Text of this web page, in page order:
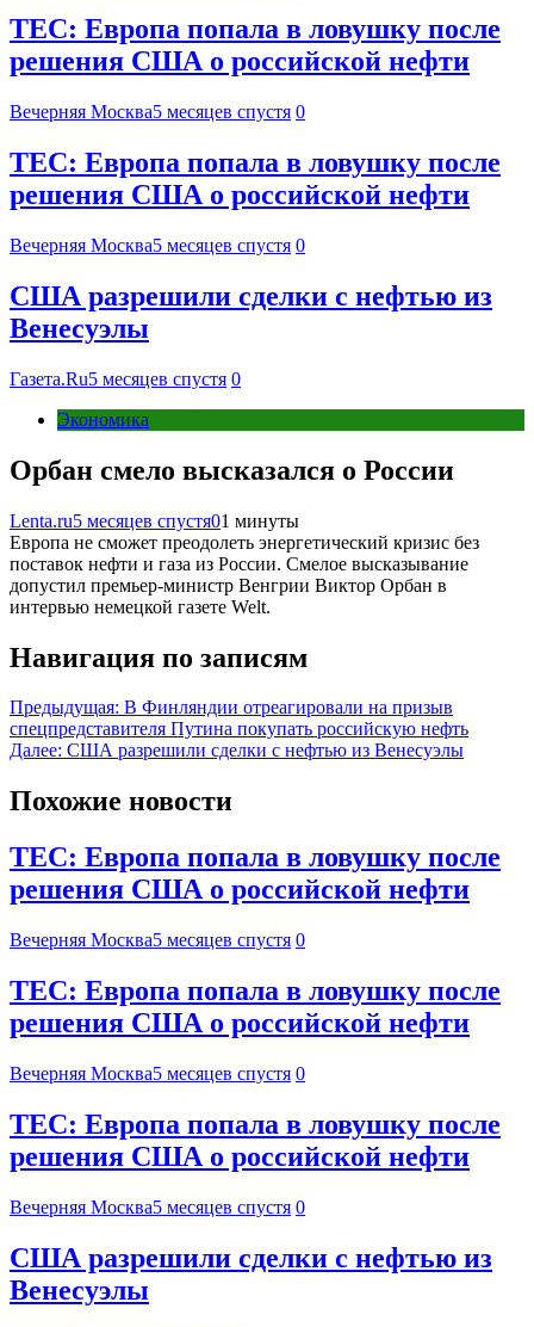
TEC: Европа попала в ловушку после
решения США о российской нефти
Вечерняя Москва5 месяцев спустя 0
TEC: Европа попала в ловушку после
решения США о российской нефти
Вечерняя Москва5 месяцев спустя 0
США разрешили сделки с нефтью из
Венесуэлы
Газета.Ru5 месяцев спустя 0
Экономика
Орбан смело высказался о России
Lenta.ru5 месяцев спустя01 минуты
Европа не сможет преодолеть энергетический кризис без
поставок нефти и газа из России. Смелое высказывание
допустил премьер-министр Венгрии Виктор Орбан в
интервью немецкой газете Welt.
Навигация по записям
Предыдущая: В Финляндии отреагировали на призыв
спецпредставителя Путина покупать российскую нефть
Далее: США разрешили сделки с нефтью из Венесуэлы
Похожие новости
TEC: Европа попала в ловушку после
решения США о российской нефти
Вечерняя Москва5 месяцев спустя 0
TEC: Европа попала в ловушку после
решения США о российской нефти
Вечерняя Москва5 месяцев спустя 0
TEC: Европа попала в ловушку после
решения США о российской нефти
Вечерняя Москва5 месяцев спустя 0
США разрешили сделки с нефтью из
Венесуэлы